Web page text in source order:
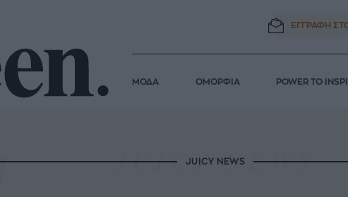
ΕΓΓΡΑΦΗ
ΜΟΔΑ ΟΜΟΡΦΙΑ POWER TO
JUICY NEWS